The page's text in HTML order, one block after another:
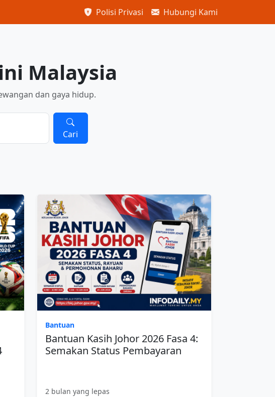
Polisi Privasi Hubungi Kami
Malaysia
dan gaya hidup.
Cari
Bantuan
Bantuan Kasih Johor 2026 Fasa 4:
Semakan Status Pembayaran
2 bulan yang lepas